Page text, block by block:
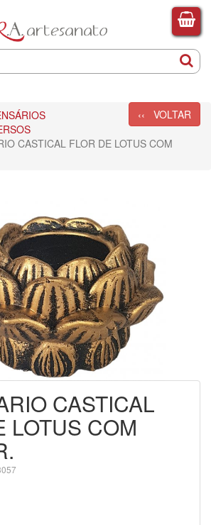
‹‹ VOLTAR
CASTICAL FLOR DE LOTUS COM
CASTICAL
LOTUS COM